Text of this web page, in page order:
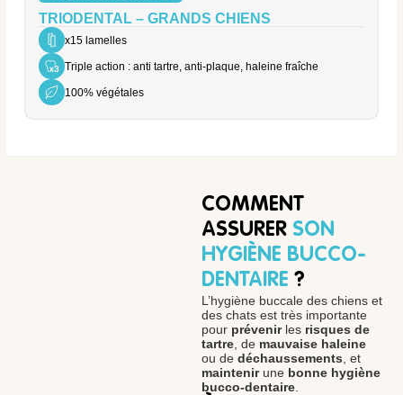
TRIODENTAL – GRANDS CHIENS
x15 lamelles
Triple action : anti tartre, anti-plaque, haleine fraîche
100% végétales
COMMENT
ASSURER SON
HYGIÈNE BUCCO-
DENTAIRE ?
L’hygiène buccale des chiens et
des chats est très importante
pour prévenirles risques de
tartre , de mauvaise haleine
ou de déchaussements , et
maintenirune bonne hygiène
bucco-dentaire